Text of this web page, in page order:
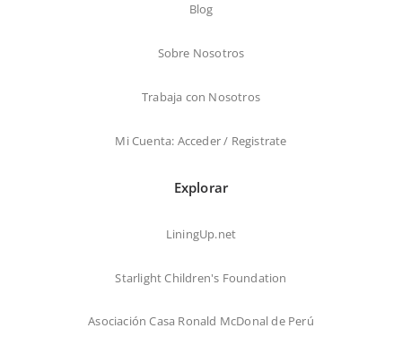
Blog
Sobre Nosotros
Trabaja con Nosotros
Mi Cuenta: Acceder / Registrate
Explorar
LiningUp.net
Starlight Children's Foundation
Asociación Casa Ronald McDonal de Perú